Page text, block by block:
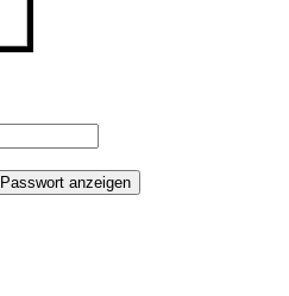
Passwort anzeigen